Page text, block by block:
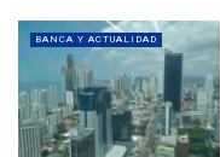
BANCA Y ACTUALIDAD